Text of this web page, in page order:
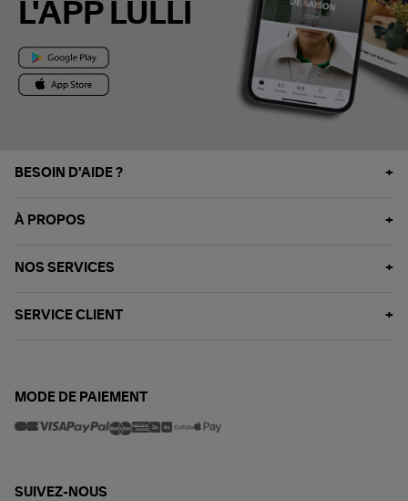
L'APP LULLI
BESOIN D'AIDE ?
À PROPOS
NOS SERVICES
SERVICE CLIENT
MODE DE PAIEMENT
SUIVEZ-NOUS